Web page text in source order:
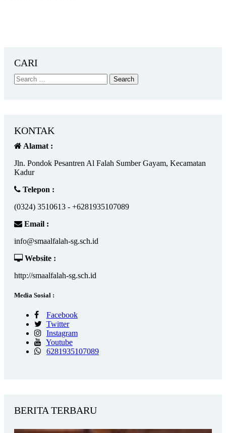
CARI
KONTAK
Alamat :
Jln. Pondok Pesantren Al Falah Sumber Gayam, Kecamatan
Kadur
Telepon :
(0324) 3510613 - +6281935107089
Email :
info@smaalfalah-sg.sch.id
Website :
http://smaalfalah-sg.sch.id
Media Sosial :
Facebook
Twitter
Instagram
Youtube
6281935107089
BERITA TERBARU